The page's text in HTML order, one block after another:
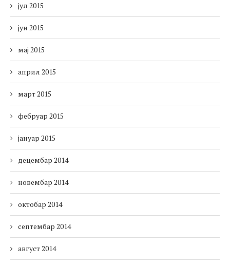
јул 2015
јун 2015
мај 2015
април 2015
март 2015
фебруар 2015
јануар 2015
децембар 2014
новембар 2014
октобар 2014
септембар 2014
август 2014